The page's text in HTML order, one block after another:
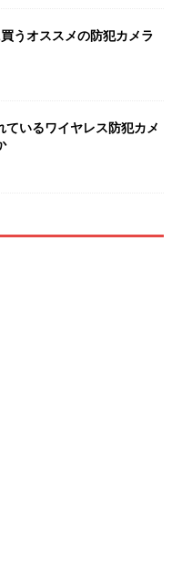
うオススメの防犯カメラ
いるワイヤレス防犯カメ